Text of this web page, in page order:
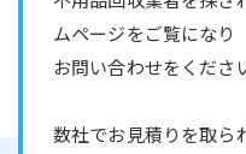
ムページをご覧になり
お問い合わせをくださ
数社でお見積りを取ら